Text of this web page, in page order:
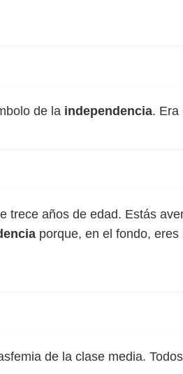
de la independencia. Era
trece años de edad. Estás
porque, en el fondo,
de la clase media.